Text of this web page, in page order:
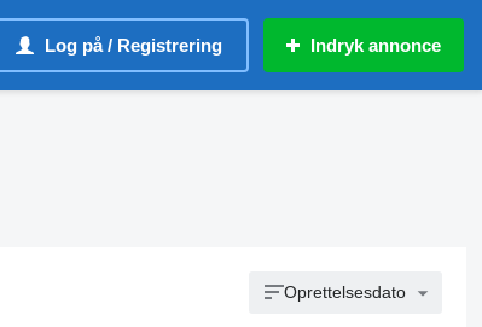
Log på / Registrering Indryk annonce
Oprettelsesdato